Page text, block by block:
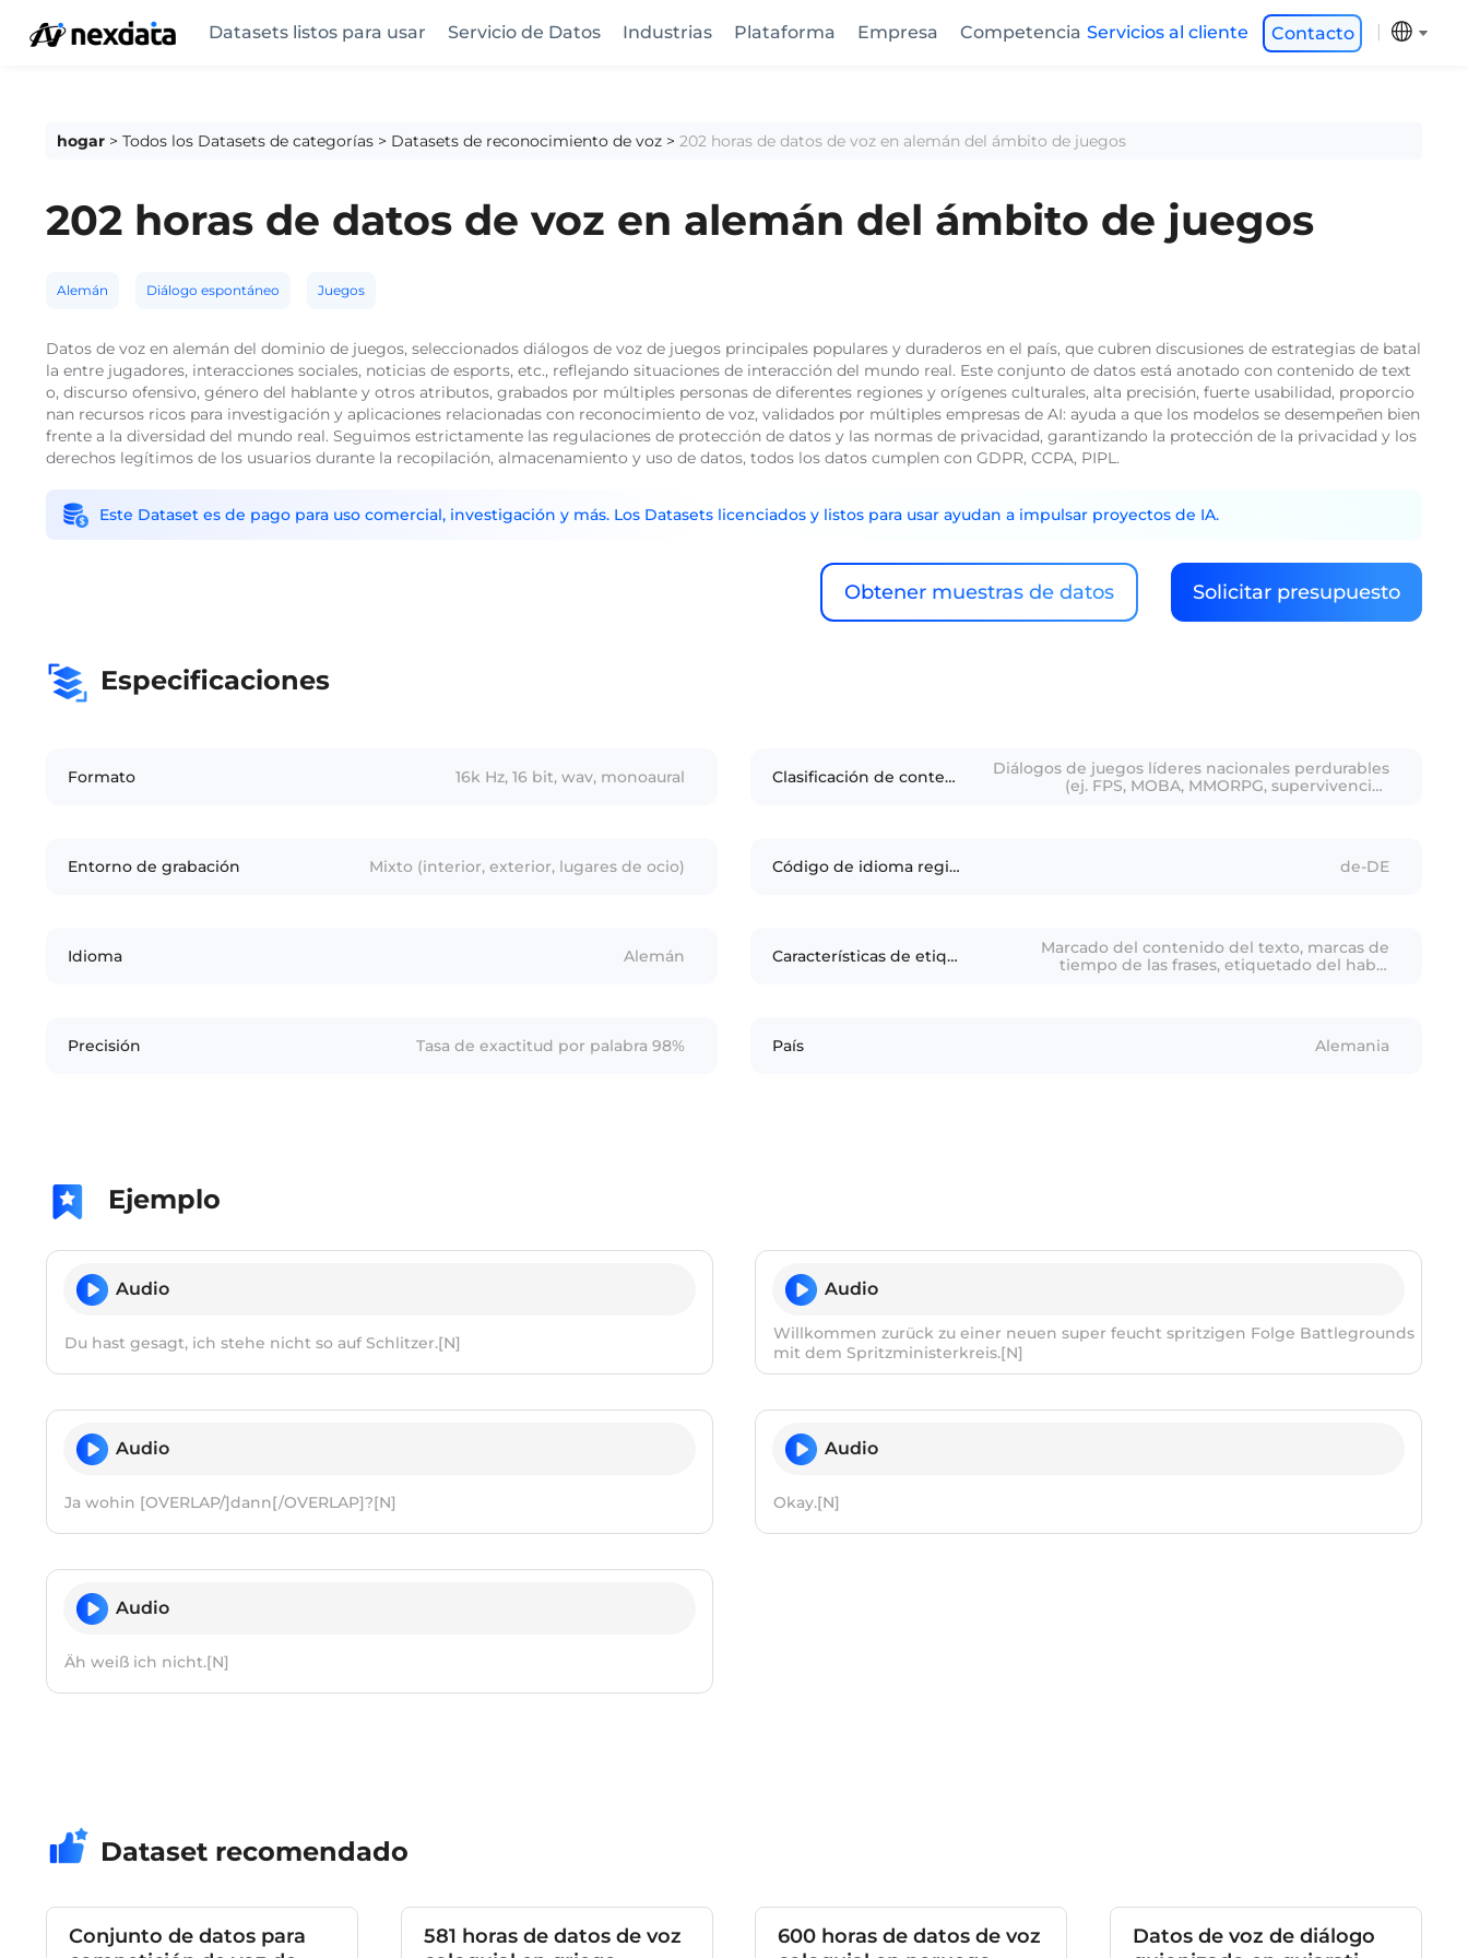
Datasets listos para usar Servicio de Datos Industrias Plataforma Empresa Competencia Servicios al cliente Contacto
hogar > Todos los Datasets de categorías > Datasets de reconocimiento de voz > 202 horas de datos de voz en alemán del ámbito de juegos
202 horas de datos de voz en alemán del ámbito de juegos
Alemán Diálogo espontáneo Juegos
Datos de voz en alemán del dominio de juegos, seleccionados diálogos de voz de juegos principales populares y duraderos en el país, que cubren discusiones de estrategias de batal
la entre jugadores, interacciones sociales, noticias de esports, etc., reflejando situaciones de interacción del mundo real. Este conjunto de datos está anotado con contenido de text
o, discurso ofensivo, género del hablante y otros atributos, grabados por múltiples personas de diferentes regiones y orígenes culturales, alta precisión, fuerte usabilidad, proporcio
nan recursos ricos para investigación y aplicaciones relacionadas con reconocimiento de voz, validados por múltiples empresas de AI: ayuda a que los modelos se desempeñen bien
frente a la diversidad del mundo real. Seguimos estrictamente las regulaciones de protección de datos y las normas de privacidad, garantizando la protección de la privacidad y los
derechos legítimos de los usuarios durante la recopilación, almacenamiento y uso de datos, todos los datos cumplen con GDPR, CCPA, PIPL.
Este Dataset es de pago para uso comercial, investigación y más. Los Datasets licenciados y listos para usar ayudan a impulsar proyectos de IA.
Obtener muestras de datos Solicitar presupuesto
Especificaciones
Formato 16k Hz, 16 bit, wav, monoaural Clasificación de contenido
Diálogos de juegos líderes nacionales perdurables
(ej. FPS, MOBA, MMORPG, supervivencia),
Entorno de grabación Mixto (interior, exterior, lugares de ocio) Código de idioma regional de-DE
Idioma Alemán Características de etiquetado
Marcado del contenido del texto, marcas de
tiempo de las frases, etiquetado del habla
Precisión Tasa de exactitud por palabra 98% País Alemania
Ejemplo
Audio
Du hast gesagt, ich stehe nicht so auf Schlitzer.[N]
Audio
Willkommen zurück zu einer neuen super feucht spritzigen Folge Battlegrounds
mit dem Spritzministerkreis.[N]
Audio
Ja wohin [OVERLAP/]dann[/OVERLAP]?[N]
Audio
Okay.[N]
Audio
Äh weiß ich nicht.[N]
Dataset recomendado
Conjunto de datos para
581 horas de datos de voz
600 horas de datos de voz
Datos de voz de diálogo